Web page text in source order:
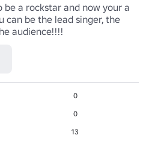
a rockstar and now your a
can be the lead singer, the
audience!!!!
0
0
13